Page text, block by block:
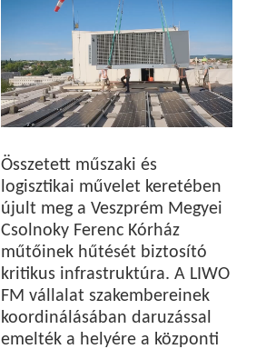
Összetett műszaki és
logisztikai művelet keretében
újult meg a Veszprém Megyei
Csolnoky Ferenc Kórház
műtőinek hűtését biztosító
kritikus infrastruktúra. A LIWO
FM vállalat szakembereinek
koordinálásában daruzással
emelték a helyére a központi